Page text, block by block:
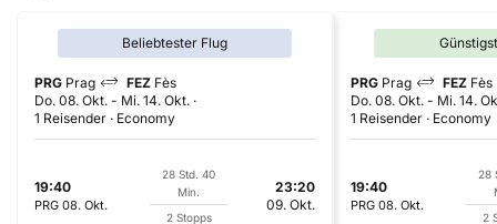
Beliebtester Flug
PRG Prag FEZ Fès
Do. 08. Okt. - Mi. 14. Okt.
1 Reisender
Economy
19:40
PRG 08. Okt.
28 Std. 40
Min.
2 Stopps
23:20
09. Okt.
PRG Prag FEZ Fès
Do. 08. Okt. - Mi. 14.
1 Reisender
Economy
19:40
PRG 08. Okt.
28
2